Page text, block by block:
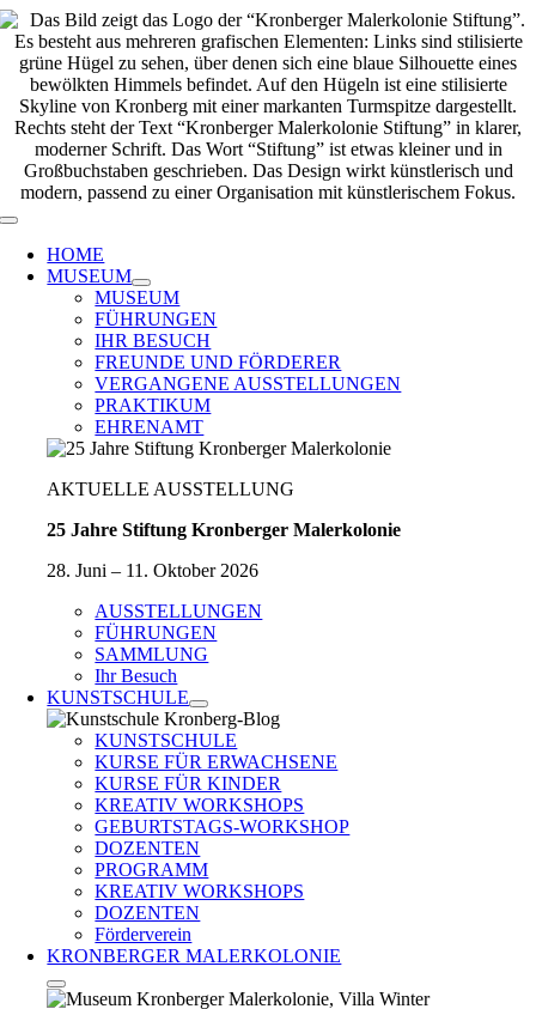
Zum
Inhalt
springen
Toggle
Navigation
HOME
MUSEUM
MUSEUM
FÜHRUNGEN
IHR BESUCH
FREUNDE UND FÖRDERER
VERGANGENE AUSSTELLUNGEN
PRAKTIKUM
EHRENAMT
AKTUELLE AUSSTELLUNG
25 Jahre Stiftung Kronberger Malerkolonie
28. Juni – 11. Oktober 2026
AUSSTELLUNGEN
FÜHRUNGEN
SAMMLUNG
Ihr Besuch
KUNSTSCHULE
KUNSTSCHULE
KURSE FÜR ERWACHSENE
KURSE FÜR KINDER
KREATIV WORKSHOPS
GEBURTSTAGS-WORKSHOP
DOZENTEN
PROGRAMM
KREATIV WORKSHOPS
DOZENTEN
Förderverein
KRONBERGER MALERKOLONIE